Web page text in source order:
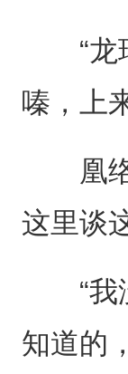
“龙珞
嗪，上
凰络
这里谈
“我没
知道的